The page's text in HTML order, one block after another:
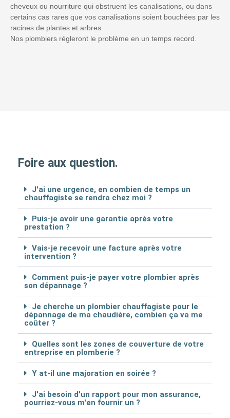
cheveux ou nourriture qui obstruent les canalisations, ou dans
certains cas rares que vos canalisations soient bouchées par les
racines de plantes et arbres.
Nos plombiers régleront le problème en un temps record.
Foire aux question.
J'ai une urgence, en combien de temps un
chauffagiste se rendra chez moi ?
Puis-je avoir une garantie après votre
prestation ?
Vais-je recevoir une facture après votre
intervention ?
Comment puis-je payer votre plombier après
son dépannage ?
Je cherche un plombier chauffagiste pour le
dépannage de ma chaudière, combien ça va me
coûter ?
Quelles sont les zones de couverture de votre
entreprise en plomberie ?
Y at-il une majoration en soirée ?
J'ai besoin d'un rapport pour mon assurance,
pourriez-vous m'en fournir un ?